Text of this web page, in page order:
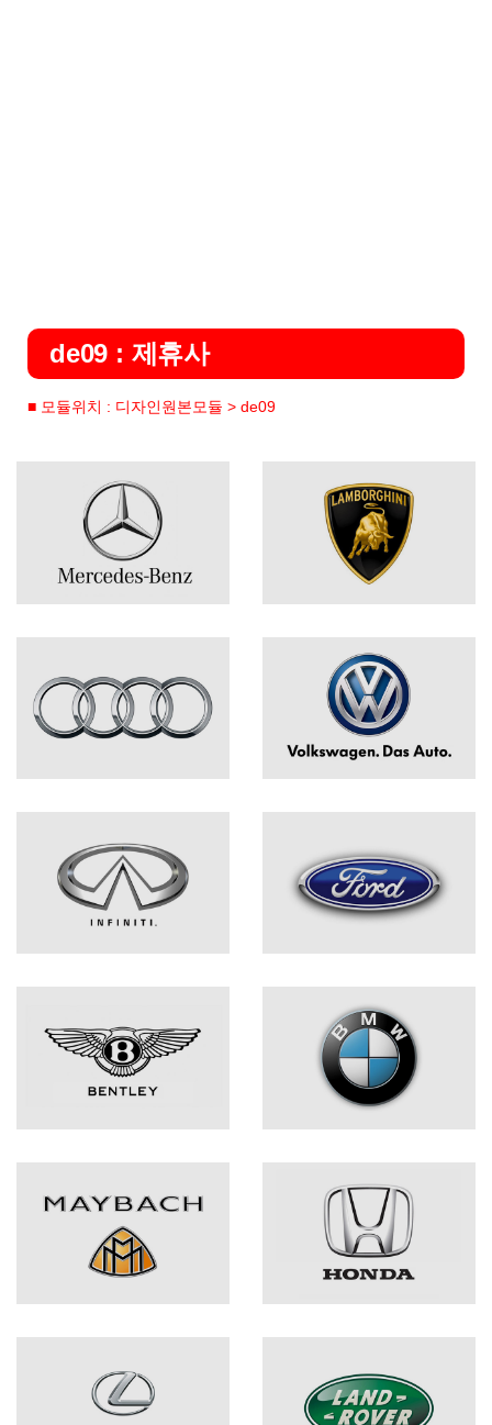
de09 : 제휴사
■ 모듈위치 : 디자인원본모듈 > de09